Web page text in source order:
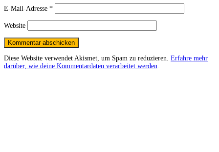
E-Mail-Adresse *
Website
Diese Website verwendet Akismet, um Spam zu reduzieren. Erfahre mehr
darüber, wie deine Kommentardaten verarbeitet werden.